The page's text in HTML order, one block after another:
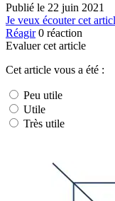
Publié le 22 juin 2021
Je veux écouter cet
Réagir 0 réaction
Evaluer cet article
Cet article vous a été :
Peu utile
Utile
Très utile